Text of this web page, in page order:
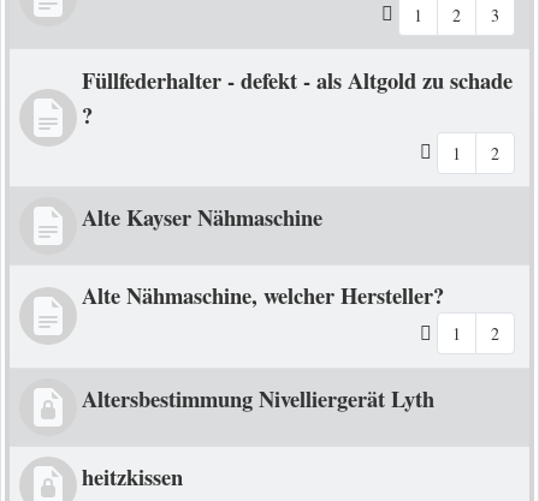
1 2 3
Füllfederhalter - defekt - als Altgold zu schade
?
1 2
Alte Kayser Nähmaschine
Alte Nähmaschine, welcher Hersteller?
1 2
Altersbestimmung Nivelliergerät Lyth
heitzkissen